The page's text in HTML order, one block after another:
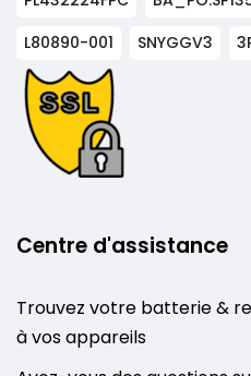
L80890-001
SNYGGV3
Centre d'assistance
Trouvez votre batterie &
à vos appareils